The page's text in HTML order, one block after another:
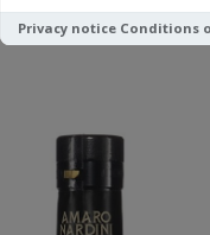
Privacy notice Conditions